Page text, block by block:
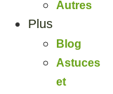
Autres
Plus
Blog
Astuces
et